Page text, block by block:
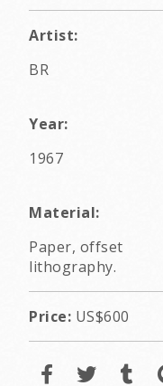
Artist:
BR
Year:
1967
Material:
Paper, offset
lithography.
Price: US$600